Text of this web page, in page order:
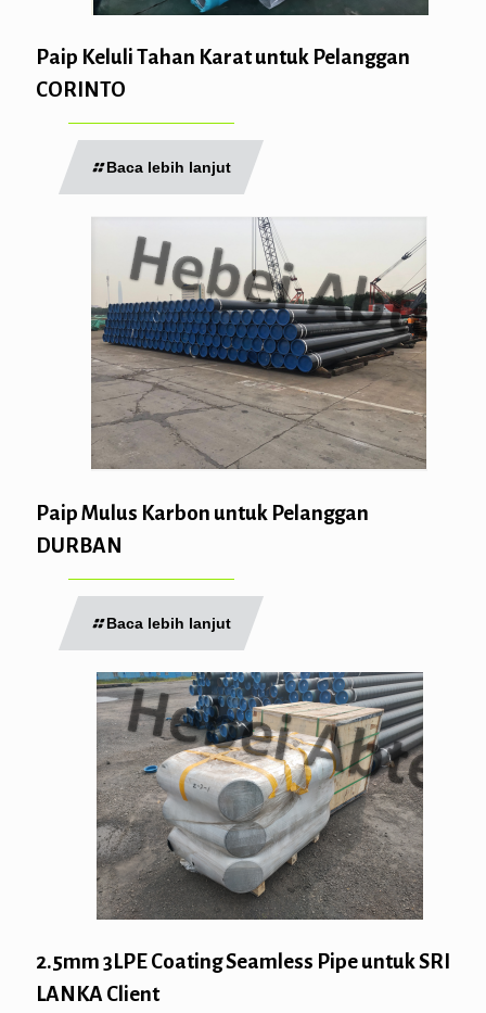
Paip Keluli Tahan Karat untuk Pelanggan
CORINTO
Baca lebih lanjut
Paip Mulus Karbon untuk Pelanggan
DURBAN
Baca lebih lanjut
2.5mm 3LPE Coating Seamless Pipe untuk SRI
LANKA Client